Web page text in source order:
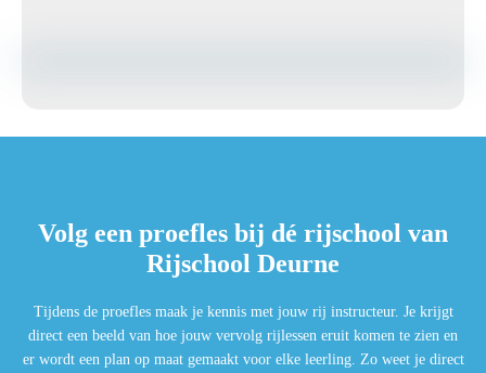
Volg een proefles bij dé rijschool van
Rijschool Deurne
Tijdens de proefles maak je kennis met jouw rij instructeur. Je krijgt
direct een beeld van hoe jouw vervolg rijlessen eruit komen te zien en
er wordt een plan op maat gemaakt voor elke leerling. Zo weet je direct